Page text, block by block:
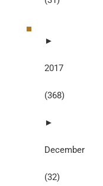
►
2017
(368)
►
December
(32)